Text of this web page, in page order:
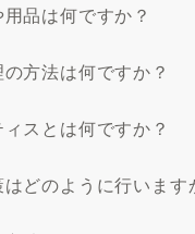
品は何ですか？
方法は何ですか？
スとは何ですか？
どのように行います